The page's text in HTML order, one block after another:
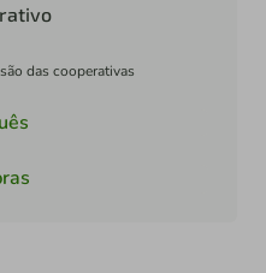
das cooperativas